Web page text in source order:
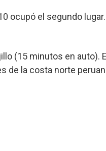
ocupó el segundo lugar.
(15 minutos en auto).
de la costa norte